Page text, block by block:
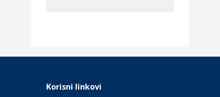
Daruvarske toplice – ljekovita
Korisni linkovi